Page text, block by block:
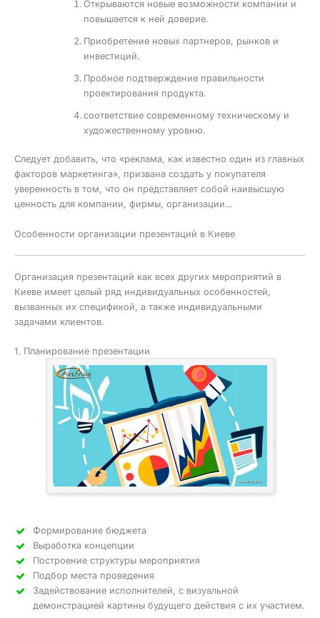
Открываются новые возможности компании и
повышается к ней доверие.
Приобретение новых партнеров, рынков и
инвестиций.
Пробное подтверждение правильности
проектирования продукта.
соответствие современному техническому и
художественному уровню.
Следует добавить, что «реклама, как известно один из главных
факторов маркетинга», призвана создать у покупателя
уверенность в том, что он представляет собой наивысшую
ценность для компании, фирмы, организации…
Особенности организации презентаций в Киеве
Организация презентаций как всех других мероприятий в
Киеве имеет целый ряд индивидуальных особенностей,
вызванных их спецификой, а также индивидуальными
задачами клиентов.
1. Планирование презентации
Формирование бюджета
Выработка концепции
Построение структуры мероприятия
Подбор места проведения
Задействование исполнителей, с визуальной
демонстрацией картины будущего действия с их участием.